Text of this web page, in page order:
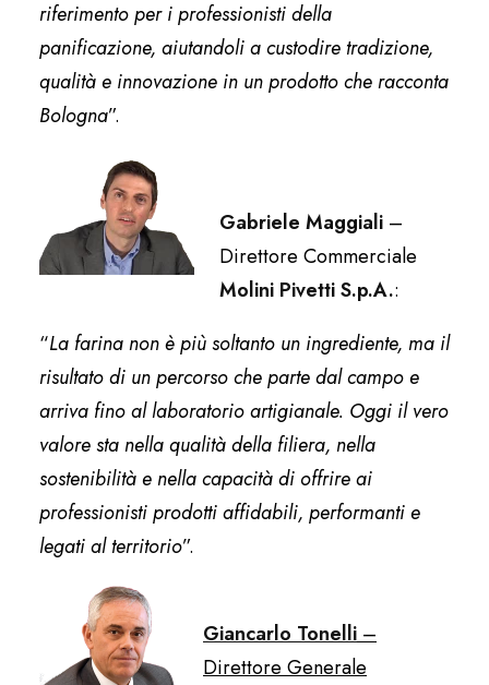
riferimento per i professionisti della
panificazione, aiutandoli a custodire tradizione,
qualità e innovazione in un prodotto che racconta
Bologna”.
Gabriele Maggiali –
Direttore Commerciale
Molini Pivetti S.p.A.:
“La farina non è più soltanto un ingrediente, ma il
risultato di un percorso che parte dal campo e
arriva fino al laboratorio artigianale. Oggi il vero
valore sta nella qualità della filiera, nella
sostenibilità e nella capacità di offrire ai
professionisti prodotti affidabili, performanti e
legati al territorio”.
Giancarlo Tonelli –
Direttore Generale